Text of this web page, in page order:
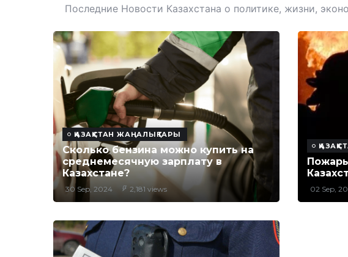
Последние Новости Казахстана о политике, жизни,
ҚАЗАҚСТАН ЖАҢАЛЫҚТАРЫ
Сколько бензина можно купить на
среднемесячную зарплату в
Казахстане?
30 Sep, 2024 2,181 views 02 Sep,